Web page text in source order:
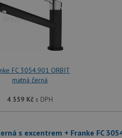
FC 3054.901 ORBIT
matná černá
4 359 Kč s DPH
s excentrem + Franke FC